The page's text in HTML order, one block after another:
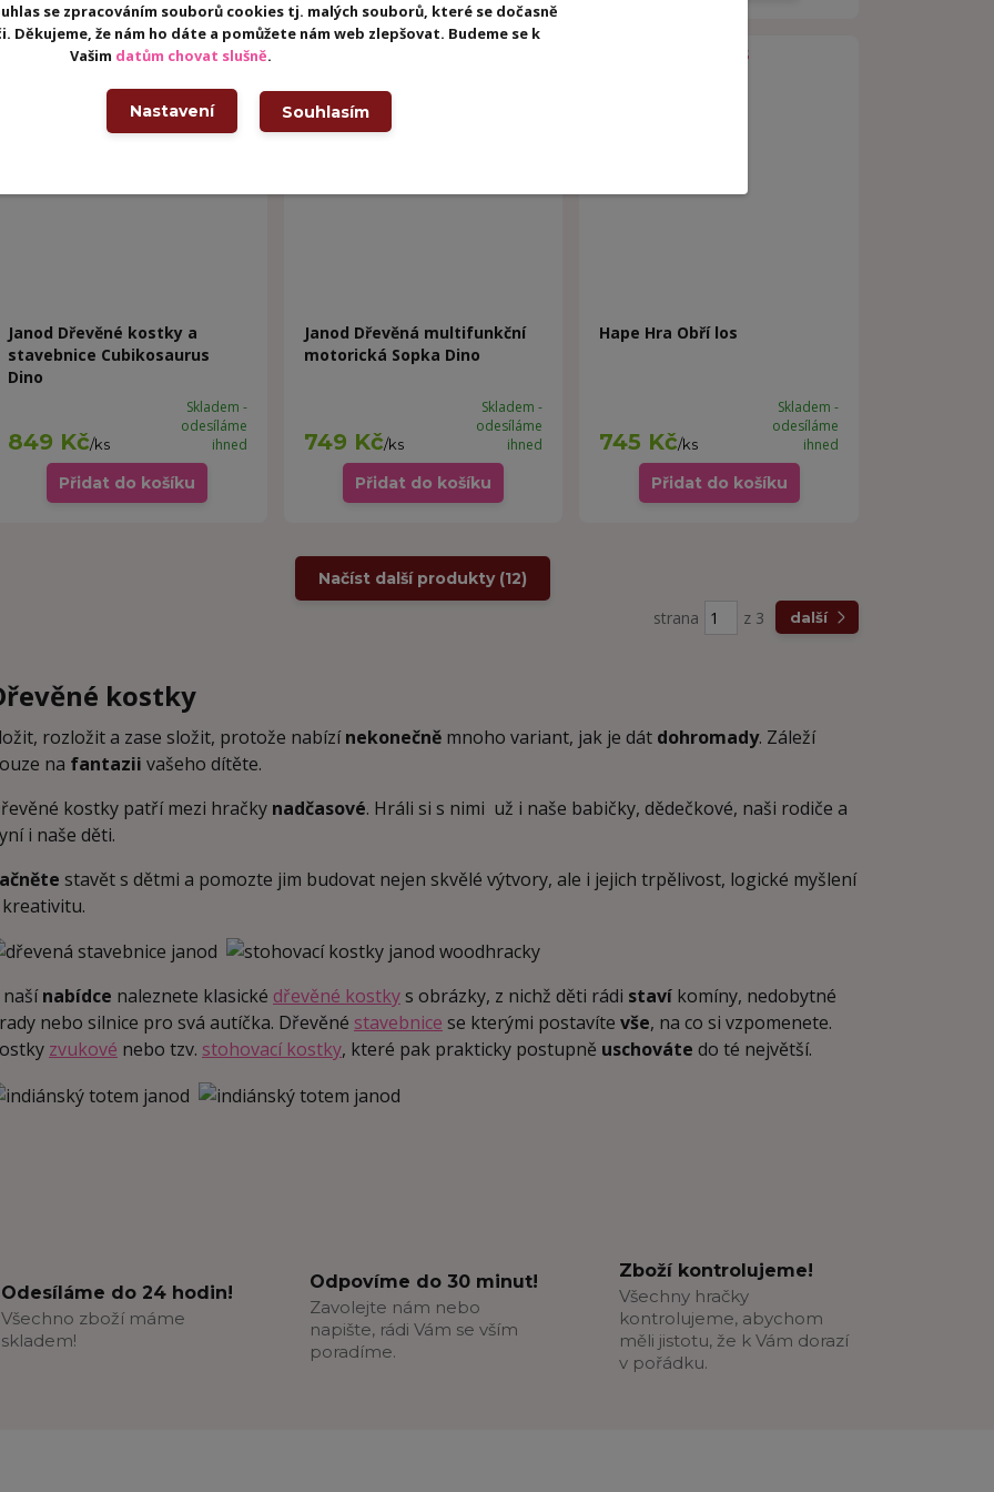
Janod Dřevěné kostky a
stavebnice Cubikosaurus
Dino
849 Kč/ks
Skladem -
odesíláme
ihned
Přidat do košíku
Janod Dřevěná multifunkční
motorická Sopka Dino
749 Kč/ks
Skladem -
odesíláme
ihned
Přidat do košíku
Hape Hra Obří los
745 Kč/ks
Skladem -
odesíláme
ihned
Přidat do košíku
Načíst další produkty (12)
strana z 3 další
kostky
rozložit a zase složit, protože nabízínekonečněmnoho variant, jak je dát dohromady. Záleží
na fantazii vašeho dítěte.
kostky patří mezi hračky nadčasové. Hráli si s nimi už i naše babičky, dědečkové, naši rodiče a
i naše děti.
stavět s dětmi a pomozte jim budovat nejen skvělé výtvory, ale i jejich trpělivost, logické myšlení
.
našínabídce naleznete klasické dřevěné kostkys obrázky, z nichž děti rádi stavíkomíny, nedobytné
nebo silnice pro svá autíčka. Dřevěné stavebnice se kterými postavíte vše, na co si vzpomenete.
zvukové nebo tzv. stohovací kostky, které pak prakticky postupně uschováte do té největší.
Odesíláme do 24 hodin!
Všechno zboží máme
skladem!
Odpovíme do 30 minut!
Zavolejte nám nebo
napište, rádi Vám se vším
poradíme.
Zboží kontrolujeme!
Všechny hračky
kontrolujeme, abychom
měli jistotu, že k Vám dorazí
v pořádku.
se zpracováním souborů cookies tj. malých souborů, které se dočasně
Děkujeme, že nám ho dáte a pomůžete nám web zlepšovat. Budeme se k
Vašim datům chovat slušně.
Nastavení Souhlasím